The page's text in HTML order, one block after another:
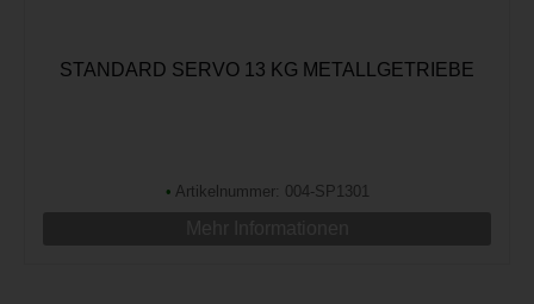
STANDARD SERVO 13 KG METALLGETRIEBE
• Artikelnummer: 004-SP1301